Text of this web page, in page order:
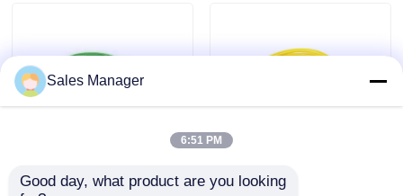
Yêu cầu báo giá
Dây cáp quang
Cáp vá sợi quang tùy
Bộ đôi dây cáp quang
Sales Manager
6:51 PM
Good day, what product are you looking